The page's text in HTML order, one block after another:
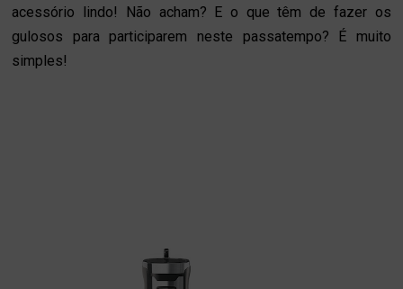
acessório lindo! Não acham? E o que têm de fazer os
gulosos para participarem neste passatempo? É muito
simples!